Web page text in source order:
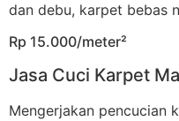
dan debu, karpet bebas
Rp 15.000/meter²
Jasa Cuci Karpet
Mengerjakan pencucian